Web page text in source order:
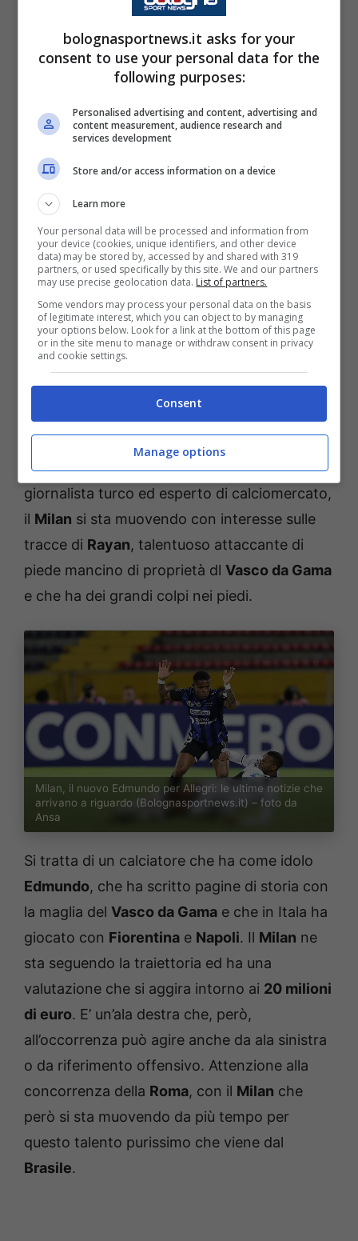
Massimiliano Allegri
punto di vista, arrivano degli sviluppi
importanti. Si tratta di un calciatore che è
considerato come ilnuovo Edmundo
Andiamo a vedere le ultime notizie che
arrivano da questo punto di vista.
Milan, il nuovo Edmundo per
Allegri: le ultime notizie che
arrivano a riguardo
I rossoneri in avanti vantano diverse
soluzioni, ma si ha la sensazione che
qualcosa serva ancora. In tal senso, l’idea di
base è di puntare su
Santiago GimenezeNkunkualle loro spalle
nelle gerarchie. Da questo punto di vista, ci
sono degli sviluppi non di poco conto. Stando
a quanto raccontato daEkrem Konur,
giornalista turco ed esperto di calciomercato,
il Milan si sta muovendo con interesse sulle
tracce di Rayan, talentuoso attaccante di
piede mancino di proprietà dl Vasco da Gama
e che ha dei grandi colpi nei piedi.
Milan, il nuovo Edmundo per Allegri: le ultime notizie che
arrivano a riguardo (Bolognasportnews.it) – foto da
Ansa
Si tratta di un calciatore che ha come idolo
Edmundo, che ha scritto pagine di storia con
la maglia del Vasco da Gama e che in Itala ha
giocato con Fiorentina e Napoli. Il Milan ne
sta seguendo la traiettoria ed ha una
valutazione che si aggira intorno ai 20 milioni
di euro. E’ un’ala destra che, però,
all’occorrenza può agire anche da ala sinistra
o da riferimento offensivo. Attenzione alla
concorrenza della Roma, con il Milan che
però si sta muovendo da più tempo per
questo talento purissimo che viene dal
Brasile.
bolognasportnews.it asks for your
consent to use your personal data for the
following purposes:
Personalised advertising and content, advertising and
content measurement, audience research and
services development
Store and/or access information on a device
Learn more
Your personal data will be processed and information from
your device (cookies, unique identifiers, and other device
data) may be stored by, accessed by and shared with 319
partners, or used specifically by this site. We and our partners
may use precise geolocation data. List of partners.
Some vendors may process your personal data on the basis
of legitimate interest, which you can object to by managing
your options below. Look for a link at the bottom of this page
or in the site menu to manage or withdraw consent in privacy
and cookie settings.
Consent
Manage options